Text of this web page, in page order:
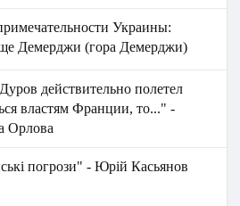
Украины:
Демерджи (гора Демерджи)
действительно полетел
властям Франции, то..." -
Орлова
погрози" - Юрій Касьянов